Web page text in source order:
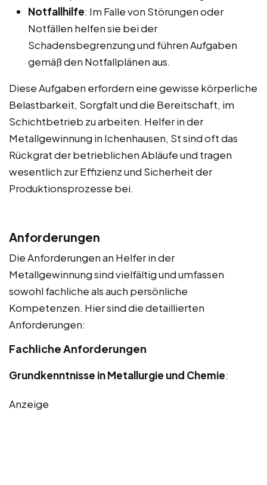
Notfallhilfe: Im Falle von Störungen oder
Notfällen helfen sie bei der
Schadensbegrenzung und führen Aufgaben
gemäß den Notfallplänen aus.
Diese Aufgaben erfordern eine gewisse körperliche
Belastbarkeit, Sorgfalt und die Bereitschaft, im
Schichtbetrieb zu arbeiten. Helfer in der
Metallgewinnung in Ichenhausen, St sind oft das
Rückgrat der betrieblichen Abläufe und tragen
wesentlich zur Effizienz und Sicherheit der
Produktionsprozesse bei.
Anforderungen
Die Anforderungen an Helfer in der
Metallgewinnung sind vielfältig und umfassen
sowohl fachliche als auch persönliche
Kompetenzen. Hier sind die detaillierten
Anforderungen:
Fachliche Anforderungen
Grundkenntnisse in Metallurgie und Chemie:
Anzeige